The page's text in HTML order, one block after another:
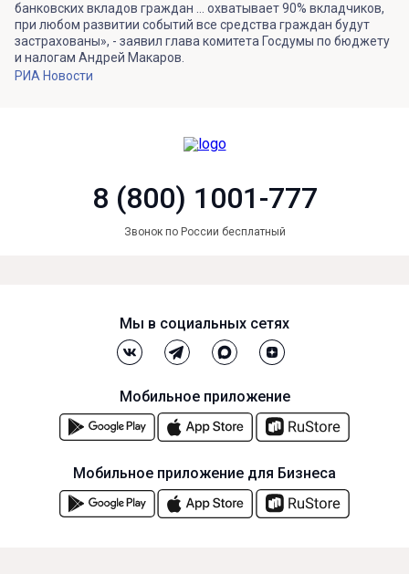
банковских вкладов граждан … охватывает 90% вкладчиков,
при любом развитии событий все средства граждан будут
застрахованы», - заявил глава комитета Госдумы по бюджету
и налогам Андрей Макаров.
РИА Новости
8 (800) 1001-777
Звонок по России бесплатный
Мы в социальных сетях
Мобильное приложение
Мобильное приложение для Бизнеса